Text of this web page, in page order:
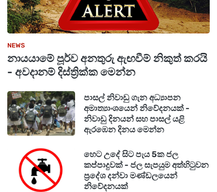
NEWS
නායයාමේ පූර්ව අනතුරු ඇඟවීම් නිකුත් කරයි
- අවදානම් දිස්ත්‍රික්ක මෙන්න
පාසල් නිවාඩු ගැන අධ්‍යාපන
අමාත්‍යාංශයෙන් නිවේදනයක් -
නිවාඩු දිනයන් සහ පාසල් යළි
ඇරඹෙන දිනය මෙන්න
හෙට උදේ සිට පැය 5ක ජල
කප්පාදුවක් - ජල සැපයුම අත්හිටුවන
ප්‍රදේශ දන්වා මණ්ඩලයෙන්
නිවේදනයක්